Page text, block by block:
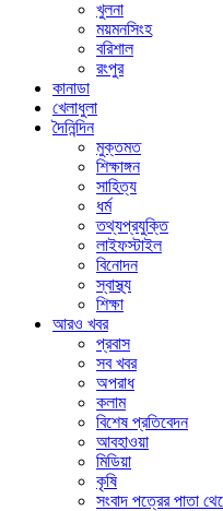
খুলনা
ময়মনসিংহ
বরিশাল
রংপুর
কানাডা
খেলাধুলা
দৈনিন্দিন
মুক্তমত
শিক্ষাঙ্গন
সাহিত্য
ধর্ম
তথ্যপ্রযুক্তি
লাইফস্টাইল
বিনোদন
স্বাস্থ্য
শিক্ষা
আরও খবর
প্রবাস
সব খবর
অপরাধ
কলাম
বিশেষ প্রতিবেদন
আবহাওয়া
মিডিয়া
কৃষি
সংবাদ পত্রের পাতা